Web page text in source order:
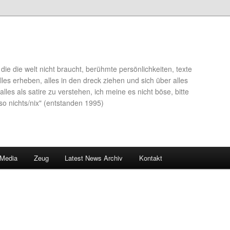
die welt nicht braucht, berühmte persönlichkeiten, texte
erheben, alles in den dreck ziehen und sich über alles
als satire zu verstehen, ich meine es nicht böse, bitte
nichts/nix" (entstanden 1995)
Zeug Latest News Archiv Kontakt